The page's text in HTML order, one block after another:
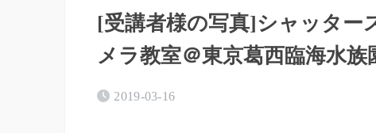
[受講者様の写真]シャッター
メラ教室＠東京葛西臨海水族
2019-03-16